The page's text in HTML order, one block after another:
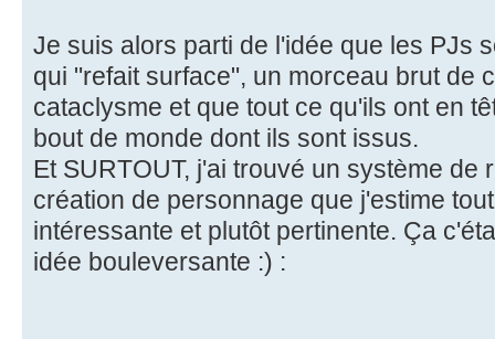
Je suis alors parti de l'idée que les PJs
qui "refait surface", un morceau brut de
cataclysme et que tout ce qu'ils ont en
bout de monde dont ils sont issus.
Et SURTOUT, j'ai trouvé un système de
création de personnage que j'estime
intéressante et plutôt pertinente. Ça
idée bouleversante :) :